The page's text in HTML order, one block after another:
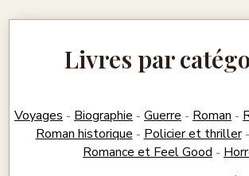
Livres par
Voyages - Biographie - Guerre - Roman -
Roman historique - Policier et thriller-
Romance et Feel Good -